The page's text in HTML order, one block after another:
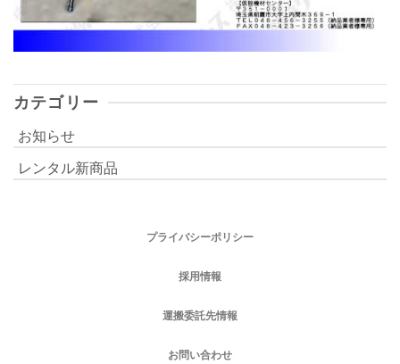
カテゴリー
お知らせ
レンタル新商品
プライバシーポリシー
採用情報
運搬委託先情報
お問い合わせ